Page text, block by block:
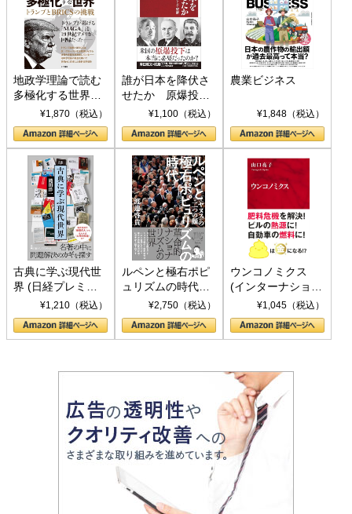
地政学理論で読む
多極化する世界：
トランプとBRICS
の挑戦
¥1,870（税込）
誰が日本を降伏さ
せたか 原爆投
下、ソ連参戦、そ
して聖断 (PHP新
書)
¥1,100（税込）
農業ビジネス
¥1,848（税込）
古典に学ぶ現代世
界 (日経プレミア
シリーズ)¥1,210（税込）
ルペンと極右ポピ
ュリズムの時代：
〈ヤヌス〉の二つ
の顔
¥2,750（税込）
ウンコノミクス
(インターナショナ
ル新書)¥1,045（税込）